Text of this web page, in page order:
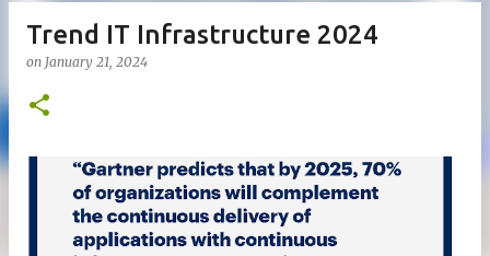
Trend IT Infrastructure 2024
on January 21, 2024